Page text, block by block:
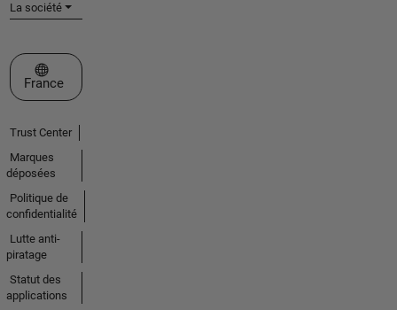
La société
Sélectionner un site web
France
Trust Center
Marques
déposées
Politique de
confidentialité
Lutte anti-
piratage
Statut des
applications